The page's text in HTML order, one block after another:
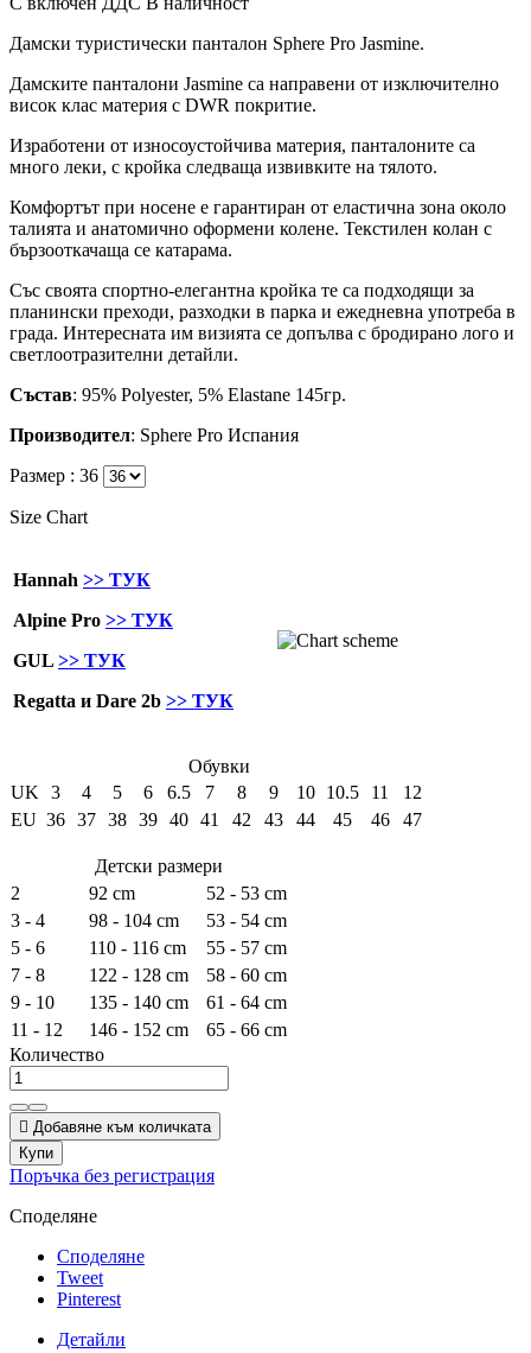
Дамски туристически панталон Sphere Pro Jasmine.
Дамските панталони Jasmine са направени от изключително
висок клас материя с DWR покритие.
Изработени от износоустойчива материя, панталоните са
много леки, с кройка следваща извивките на тялото.
Комфортът при носене е гарантиран от еластична зона около
талията и анатомично оформени колене. Текстилен колан с
бързооткачаща се катарама.
Със своята спортно-елегантна кройка те са подходящи за
планински преходи, разходки в парка и ежедневна употреба в
града. Интересната им визията се допълва с бродирано лого и
светлоотразителни детайли.
Състав: 95% Polyester, 5% Elastane 145гр.
Производител: Sphere Pro Испания
Размер : 36
Size Chart
Hannah >> ТУК
Alpine Pro >> ТУК
GUL >> ТУК
Regatta и Dare 2b >> ТУК
Обувки
UK
3 4 5 6 6.5 7 8 9 10 10.5 11
12
EU 36 37 38 39 40 41 42 43 44 45 46 47
Детски размери
2
92 cm
52 - 53 cm
3 - 4
98 - 104 cm
53 - 54 cm
5 - 6
110 - 116 cm
55 - 57 cm
7 - 8
122 - 128 cm
58 - 60 cm
9 - 10
135 - 140 cm
61 - 64 cm
11 - 12
146 - 152 cm
65 - 66 cm
Количество
 Добавяне към количката
Купи
Поръчка без регистрация
Споделяне
Споделяне
Tweet
Pinterest
Детайли